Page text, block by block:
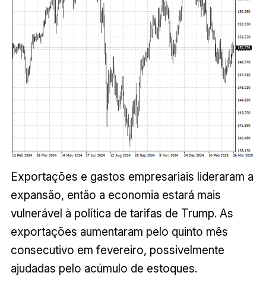
Exportações e gastos empresariais lideraram a
expansão, então a economia estará mais
vulnerável à política de tarifas de Trump. As
exportações aumentaram pelo quinto mês
consecutivo em fevereiro, possivelmente
ajudadas pelo acúmulo de estoques.